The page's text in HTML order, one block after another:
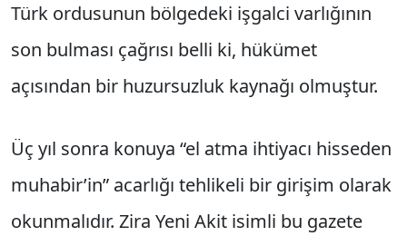
Türk ordusunun bölgedeki işgalci varlığının
son bulması çağrısı belli ki, hükümet
açısından bir huzursuzluk kaynağı olmuştur.
Üç yıl sonra konuya “el atma ihtiyacı hisseden
muhabir’in” acarlığı tehlikeli bir girişim olarak
okunmalıdır. Zira Yeni Akit isimli bu gazete